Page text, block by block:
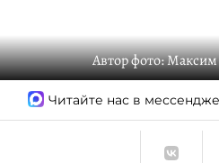
Автор фото:Максим
Читайте нас в